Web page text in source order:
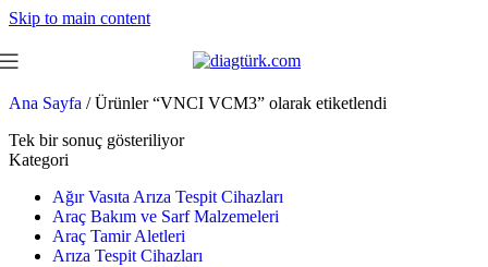
Skip to main content
Ana Sayfa / Ürünler “VNCI VCM3” olarak etiketlendi
Tek bir sonuç gösteriliyor
Kategori
Ağır Vasıta Arıza Tespit Cihazları
Araç Bakım ve Sarf Malzemeleri
Araç Tamir Aletleri
Arıza Tespit Cihazları